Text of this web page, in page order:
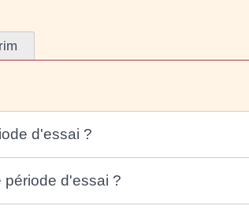
d'essai ?
période d'essai ?